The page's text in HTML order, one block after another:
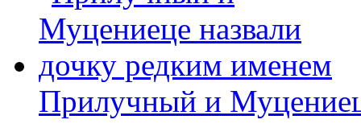
Прилучный и